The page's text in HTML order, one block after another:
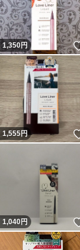
1,350円
1,555円
1,040円